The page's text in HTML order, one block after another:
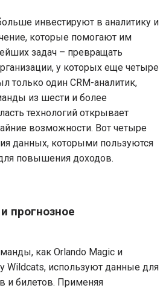
инвестируют в аналитику и
которые помогают им
задач – превращать
у которых еще четыре
только один CRM-аналитик,
из шести и более
технологий открывает
возможности. Вот четыре
данных, которыми пользуются
повышения доходов.
прогнозное
как Orlando Magic и
Wildcats, используют данные для
и билетов. Применяя